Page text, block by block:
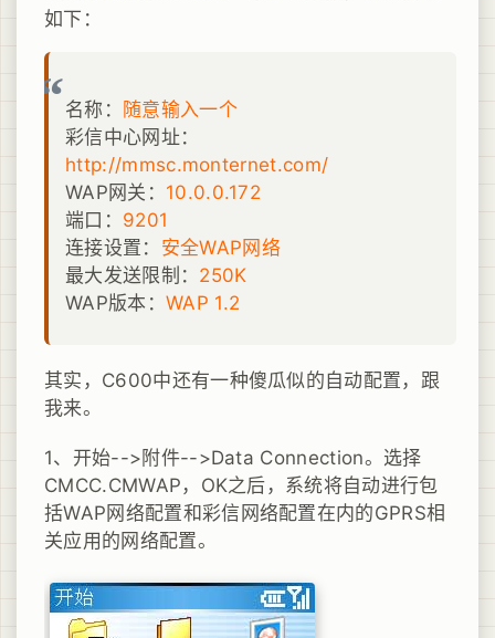
如下：
名称：
随意输入一个
彩信中心网址：
http://mmsc.monternet.com/
WAP网关： 10.0.0.172
端口： 9201
连接设置： 安全WAP网络
最大发送限制： 250K
WAP版本： WAP 1.2
其实，C600中还有一种傻瓜似的自动配置，跟
我来。
1、开始-->附件-->Data Connection。选择
CMCC.CMWAP，OK之后，系统将自动进行包
括WAP网络配置和彩信网络配置在内的GPRS相
关应用的网络配置。